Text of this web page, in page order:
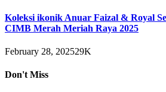
Koleksi ikonik Anuar Faizal & Royal
CIMB Merah Meriah Raya 2025
February 28, 202529K
Don't Miss